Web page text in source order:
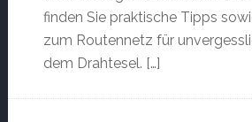
finden Sie praktische Tipps
zum Routennetz für
dem Drahtesel. […]